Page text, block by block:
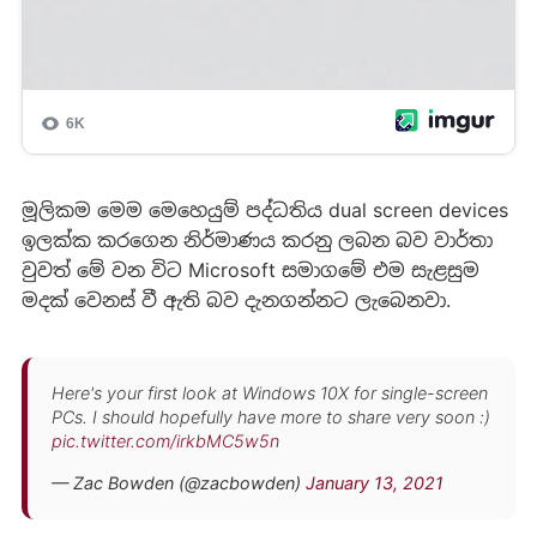
මූලිකම මෙම මෙහෙයුම් පද්ධතිය dual screen devices
‍ඉලක්ක කරගෙන නිර්මාණය කරනු ලබන බව වාර්තා
වුවත් මේ වන විට Microsoft සමාගමේ එම සැළසුම
මදක් වෙනස් වී ඇති බව දැනගන්නට ලැබෙනවා.
Here's your first look at Windows 10X for single-screen
PCs. I should hopefully have more to share very soon :)
pic.twitter.com/irkbMC5w5n
— Zac Bowden (@zacbowden) January 13, 2021